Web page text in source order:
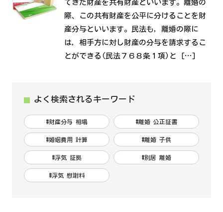
てきた財産を共有財産といいます。離婚の
際、この共有財産を公平に分けることを財
産分与といいます。民法も，離婚の際に
は，相手方に対し財産の分与を請求するこ
とができる(民法７６８条１項)と […]
よく検索されるキーワード
#財産分与 相場 #離婚 公正証書
#婚姻費用 計算 #離婚 子供
#浮気 証拠 #別居 離婚
#浮気 慰謝料